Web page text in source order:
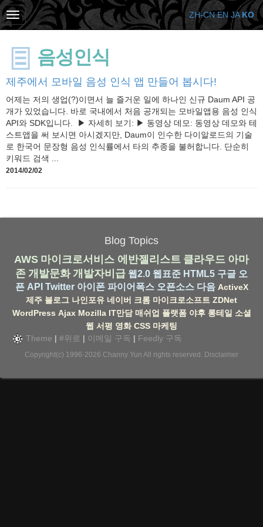
음성인식
제주에서 모바일 음성 인식 앱 만들어 봅시다!
어제는 저의 생업(?)이면서 늘 즐거운 일에 하나인 신규 Daum API 공
개가 있었습니다. 바로 국내에서 처음 공개되는 모바일앱용 음성 인식
API와 SDK입니다. ▶ 자세히 보기: ▶ 동영상 데모: 동영상 데모와 테
스트앱을 써 보시면 아시겠지만, Daum이 인수한 다이알로드의 기술
로 한국어 문장형 음성 인식률에서 타의 추종을 불허합니다. 단순히
키워드 검색 ...
2014/02/02
Blog Topics
AWS 마이크로서비스 에반젤리스트 클라우드 아마
존 개발문화 개발자비급 웹2.0 웹표준 HTML5 구글 오
픈 API Twitter 아이폰 파이어폭스 오픈소스 다음 ActiveX
제주 블로그 나인포유 네이버 크롬 마이크로소프트 ZDNet
WordPress Ajax Mozilla IT만담 매쉬업 플랫폼 야후 롱테일 소셜
웹 서평 영화 CSS 마케팅
Theme | #위로 | 이메일 구독 | Feedly 구독
Copyright(c) 1996-2026 Channy Yun All rights reserved. Disclaimer
ZH-CN EN JA KO